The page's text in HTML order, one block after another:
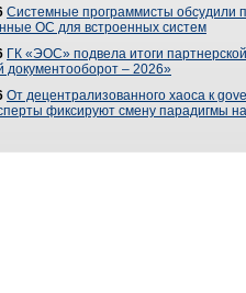
Системные программисты обсудили
ОС для встроенных систем
ГК «ЭОС» подвела итоги
документооборот – 2026»
От децентрализованного хаоса к
фиксируют смену парадигмы